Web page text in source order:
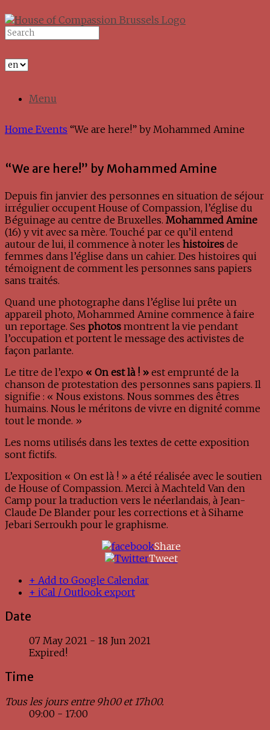
to
content
Search
for:
Menu
Home Events “We are here!” by Mohammed Amine
“We are here!” by Mohammed Amine
Depuis fin janvier des personnes en situation de séjour
irrégulier occupent House of Compassion, l’église du
Béguinage au centre de Bruxelles. Mohammed Amine
(16) y vit avec sa mère. Touché par ce qu’il entend
autour de lui, il commence à noter les histoires de
femmes dans l’église dans un cahier. Des histoires qui
témoignent de comment les personnes sans papiers
sans traités.
Quand une photographe dans l’église lui prête un
appareil photo, Mohammed Amine commence à faire
un reportage. Ses photos montrent la vie pendant
l’occupation et portent le message des activistes de
façon parlante.
Le titre de l’expo « On est là ! » est emprunté de la
chanson de protestation des personnes sans papiers. Il
signifie : « Nous existons. Nous sommes des êtres
humains. Nous le méritons de vivre en dignité comme
tout le monde. »
Les noms utilisés dans les textes de cette exposition
sont fictifs.
L’exposition « On est là ! » a été réalisée avec le soutien
de House of Compassion. Merci à Machteld Van den
Camp pour la traduction vers le néerlandais, à Jean-
Claude De Blander pour les corrections et à Sihame
Jebari Serroukh pour le graphisme.
Share
Tweet
+ Add to Google Calendar
+ iCal / Outlook export
Date
07 May 2021 - 18 Jun 2021
Expired!
Time
Tous les jours entre 9h00 et 17h00.
09:00 - 17:00